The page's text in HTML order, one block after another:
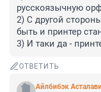
русскоязычную
2) С другой
быть и принтер
3) И таки да -
ОТВЕТИТЬ
Айлбибэк